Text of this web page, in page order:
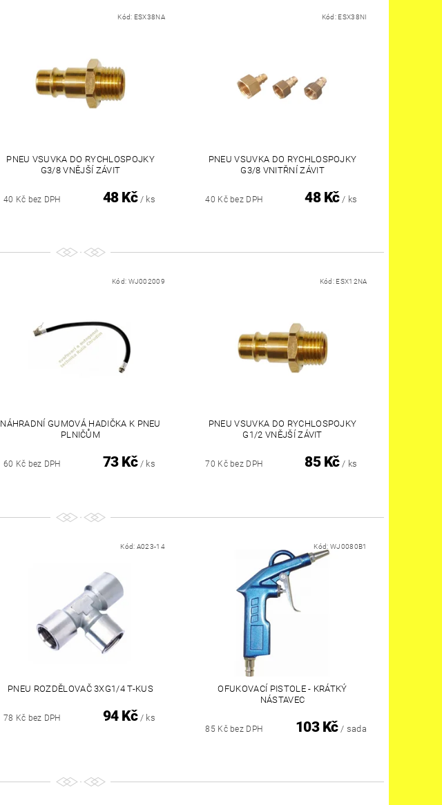
Kód: ESX38NA
PNEU VSUVKA DO RYCHLOSPOJKY
G3/8 VNĚJŠÍ ZÁVIT
40 Kč bez DPH 48 Kč / ks
Kód: ESX38NI
PNEU VSUVKA DO RYCHLOSPOJKY
G3/8 VNITŘNÍ ZÁVIT
40 Kč bez DPH 48 Kč / ks
Kód: WJ002009
NÁHRADNÍ GUMOVÁ HADIČKA K PNEU
PLNIČŮM
60 Kč bez DPH 73 Kč / ks
Kód: ESX12NA
PNEU VSUVKA DO RYCHLOSPOJKY
G1/2 VNĚJŠÍ ZÁVIT
70 Kč bez DPH 85 Kč / ks
Kód: A023-14
PNEU ROZDĚLOVAČ 3XG1/4 T-KUS
78 Kč bez DPH 94 Kč / ks
Kód:WJ0080B1
OFUKOVACÍ PISTOLE - KRÁTKÝ
NÁSTAVEC
85 Kč bez DPH 103 Kč / sada